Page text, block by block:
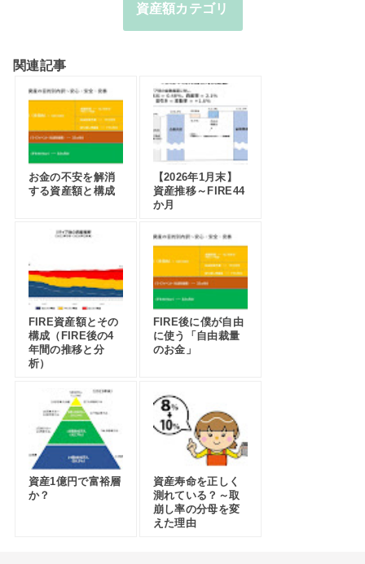
資産額カテゴリ
関連記事
お金の不安を解消
する資産額と構成
【2026年1月末】
資産推移～FIRE44
か月
FIRE資産額とその
構成（FIRE後の4
年間の推移と分
析）
FIRE後に僕が自由
に使う「自由裁量
のお金」
資産1億円で富裕層
か？
資産寿命を正しく
測れている？～取
崩し率の分母を変
えた理由